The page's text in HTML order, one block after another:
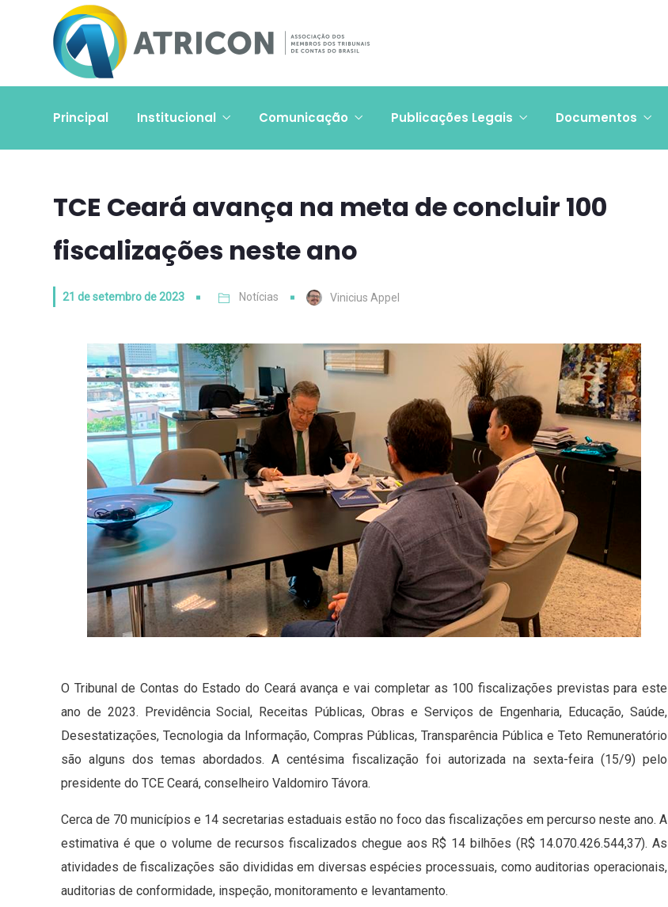
Principal Institucional Comunicação Publicações Legais Documentos
TCE Ceará avança na meta de concluir 100
fiscalizações neste ano
21 de setembro de 2023 Notícias Vinicius Appel
O Tribunal de Contas do Estado do Ceará avança e vai completar as 100 fiscalizações previstas para este
ano de 2023. Previdência Social, Receitas Públicas, Obras e Serviços de Engenharia, Educação, Saúde,
Desestatizações, Tecnologia da Informação, Compras Públicas, Transparência Pública e Teto Remuneratório
são alguns dos temas abordados. A centésima fiscalização foi autorizada na sexta-feira (15/9) pelo
presidente do TCE Ceará, conselheiro Valdomiro Távora.
Cerca de 70 municípios e 14 secretarias estaduais estão no foco das fiscalizações em percurso neste ano. A
estimativa é que o volume de recursos fiscalizados chegue aos R$ 14 bilhões (R$ 14.070.426.544,37). As
atividades de fiscalizações são divididas em diversas espécies processuais, como auditorias operacionais,
auditorias de conformidade, inspeção, monitoramento e levantamento.